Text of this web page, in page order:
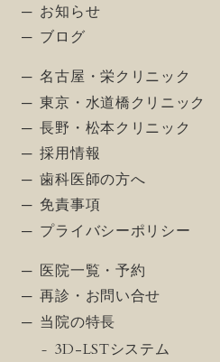
お知らせ
ブログ
名古屋・栄クリニック
東京・水道橋クリニック
長野・松本クリニック
採用情報
歯科医師の方へ
免責事項
プライバシーポリシー
医院一覧・予約
再診・お問い合せ
当院の特長
3D-LSTシステム